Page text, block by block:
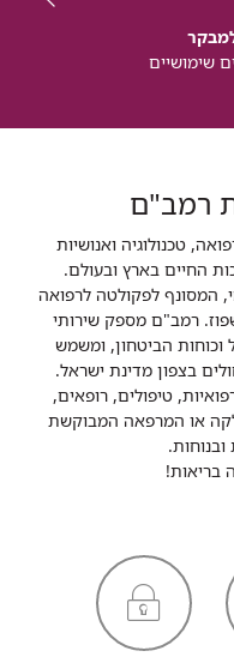
שימושיים
רמב"ם
טכנולוגיה ואנושיות
החיים בארץ ובעולם.
המסונף לפקולטה לרפואה
כ- 1000 מיטות אשפוז. רמב"ם מספק שירותי
צה"ל וכוחות הביטחון, ומשמש
טיפולים, רופאים,
או המרפאה המבוקשת
ובנוחות.
בריאות!